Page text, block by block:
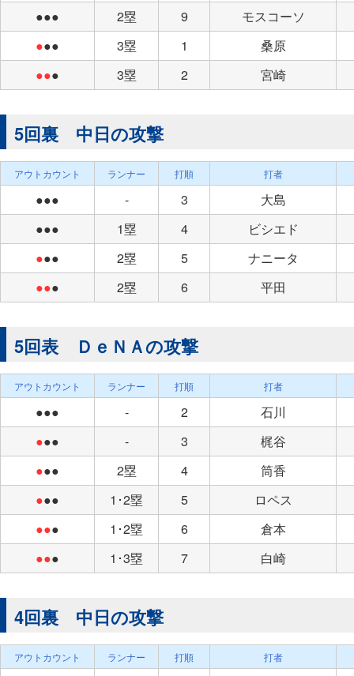
●●●
2塁 9
モスコーソ
●●● 3塁 1
桑原
●●● 3塁 2 宮崎
5回裏 中日の攻撃
アウトカウント ランナー 打順 打者
●●● - 3
大島
●●●
1塁 4
ビシエド
●●● 2塁 5
ナニータ
●●● 2塁 6 平田
5回表 ＤｅＮＡの攻撃
アウトカウント ランナー 打順 打者
●●● - 2
石川
●●● - 3
梶谷
●●● 2塁 4
筒香
●●● 1･2塁 5
ロペス
●●● 1･2塁 6
倉本
●●● 1･3塁 7 白崎
4回裏 中日の攻撃
アウトカウント ランナー 打順 打者